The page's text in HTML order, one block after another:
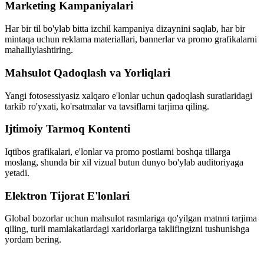
Marketing Kampaniyalari
Har bir til bo'ylab bitta izchil kampaniya dizaynini saqlab, har bir
mintaqa uchun reklama materiallari, bannerlar va promo grafikalarni
mahalliylashtiring.
Mahsulot Qadoqlash va Yorliqlari
Yangi fotosessiyasiz xalqaro e'lonlar uchun qadoqlash suratlaridagi
tarkib ro'yxati, ko'rsatmalar va tavsiflarni tarjima qiling.
Ijtimoiy Tarmoq Kontenti
Iqtibos grafikalari, e'lonlar va promo postlarni boshqa tillarga
moslang, shunda bir xil vizual butun dunyo bo'ylab auditoriyaga
yetadi.
Elektron Tijorat E'lonlari
Global bozorlar uchun mahsulot rasmlariga qo'yilgan matnni tarjima
qiling, turli mamlakatlardagi xaridorlarga taklifingizni tushunishga
yordam bering.